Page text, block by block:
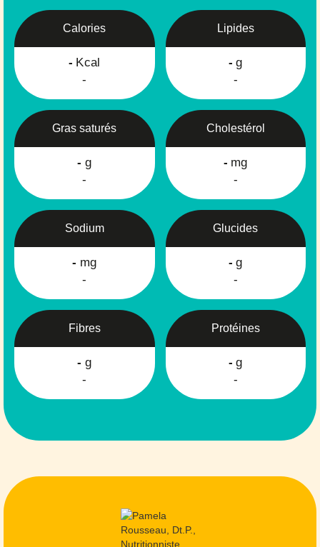
Calories
- Kcal
-
Lipides
- g
-
Gras saturés
- g
-
Cholestérol
- mg
-
Sodium
- mg
-
Glucides
- g
-
Fibres
- g
-
Protéines
- g
-